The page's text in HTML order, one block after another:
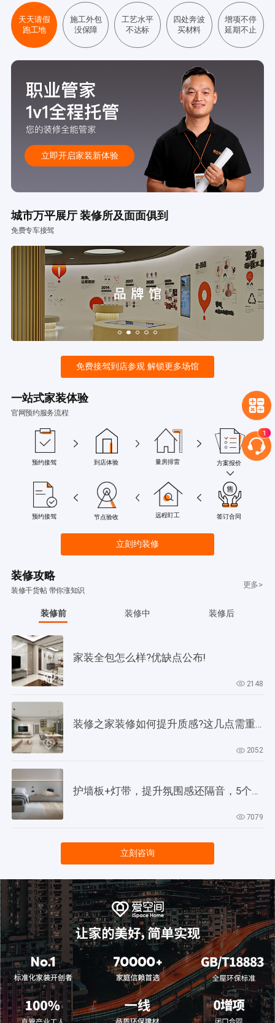
天天请假
跑工地
施工外包
没保障
工艺水平
不达标
四处奔波
买材料
增项不停
延期不止
立即开启家装新体验
城市万平展厅 装修所及面面俱到
免费专车接驾
免费接驾到店参观 解锁更多场馆
一站式家装体验
官网预约服务流程
预约接驾 到店体验 量房排雷 方案报价
预约接驾 节点验收 远程盯工 签订合同
立刻约装修
装修攻略
装修干货帖 带你涨知识
更多>
装修前 装修中 装修后
家装全包怎么样?优缺点公布!
2148
装修之家装修如何提升质感?这几点需重视起来
2052
7079
立刻咨询